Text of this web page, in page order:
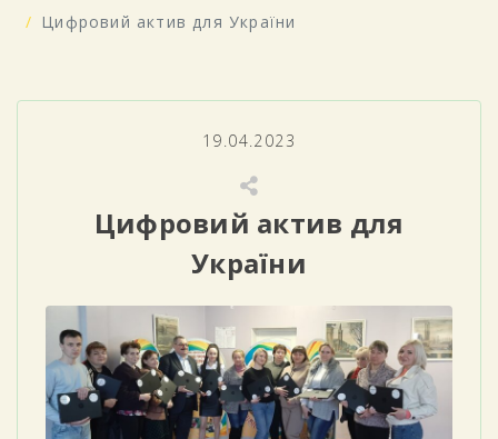
Цифровий актив для України
19.04.2023
Цифровий актив для
України